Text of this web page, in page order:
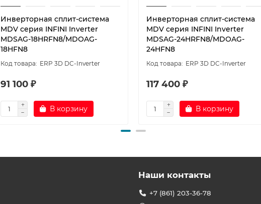
Инверторная сплит-система
MDV серия INFINI Inverter
MDSAG-18HRFN8/MDOAG-
18HFN8
ERP 3D DC-Inverter
91 100 ₽
В корзину
Инверторная сплит-система
MDV серия INFINI Inverter
MDSAG-24HRFN8/MDOAG-
24HFN8
ERP 3D DC-Inverter
117 400 ₽
В корзину
Наши контакты
+7 (861) 203-36-78